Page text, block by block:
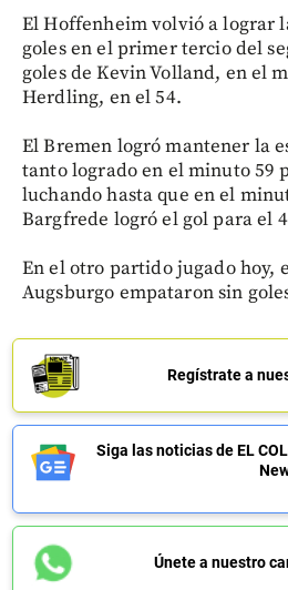
El Hoffenheim volvió a lograr
goles en el primer tercio del
goles de Kevin Volland, en el
Herdling, en el 54.
El Bremen logró mantener la
tanto logrado en el minuto 59
luchando hasta que en el
Bargfrede logró el gol para el
En el otro partido jugado hoy,
Augsburgo empataron sin
Regístrate a
Siga las noticias de EL
Únete a nuestro